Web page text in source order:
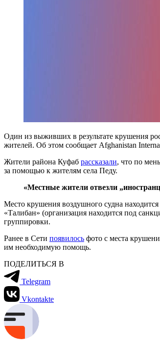
Один из выживших в результате крушения
жителей. Об этом сообщает Afghanistan
Жители района Куфаб рассказали, что по
за помощью к жителям села Педу.
«Местные жители отвезли
Место крушения воздушного судна
«Талибан» (организация находится под
группировки.
Ранее в Сети появилось фото с места
им необходимую помощь.
ПОДЕЛИТЬСЯ В
Telegram
Vkontakte